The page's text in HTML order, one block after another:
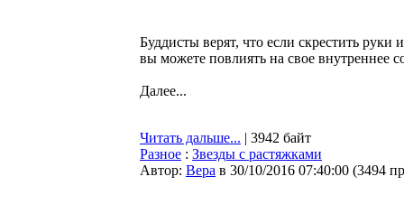
Буддисты верят, что если скрестить
вы можете повлиять на свое внутреннее
Далее...
Читать дальше... | 3942 байт
Разное : Звезды с растяжками
Автор: Bepa в 30/10/2016 07:40:00 (3494